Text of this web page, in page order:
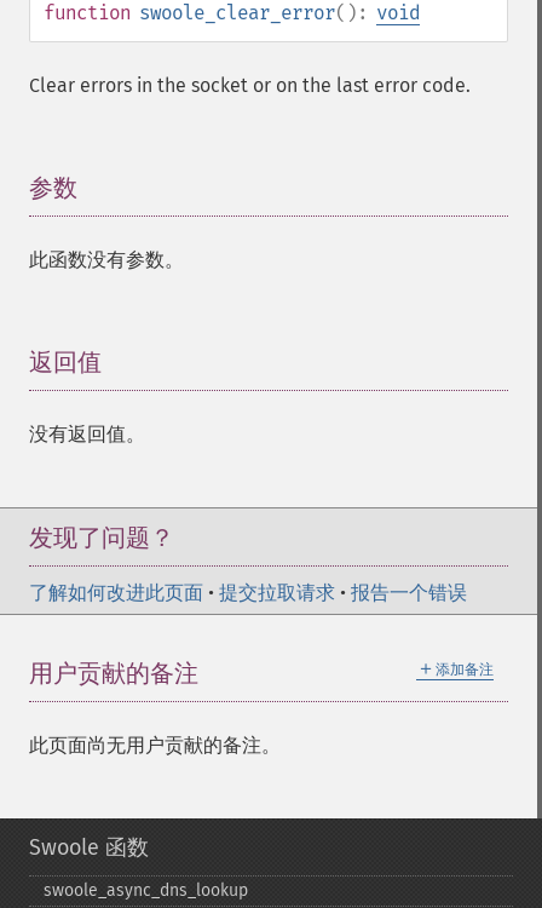
function swoole_clear_error(): void
Clear errors in the socket or on the last error code.
参数
此函数没有参数。
返回值
没有返回值。
发现了问题？
了解如何改进此页面 • 提交拉取请求 • 报告一个错误
＋ 添加备注
用户贡献的备注
此页面尚无用户贡献的备注。
Swoole 函数
swoole_​async_​dns_​lookup